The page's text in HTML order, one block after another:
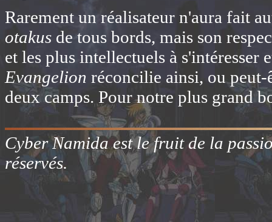
Rarement un réalisateur n'aura fait
otakus de tous bords, mais son
et les plus intellectuels à s'intéresser
Evangelion réconcilie ainsi, ou peut-
deux camps. Pour notre plus grand
Cyber Namida est le fruit de la
réservés.